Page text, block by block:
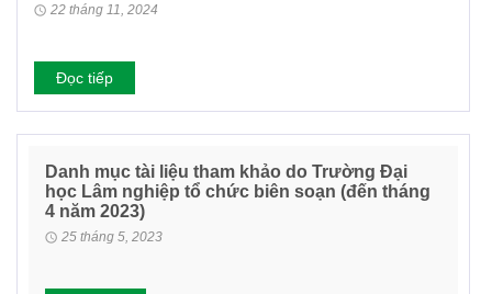
22 tháng 11, 2024
Đọc tiếp
Danh mục tài liệu tham khảo do Trường Đại
học Lâm nghiệp tổ chức biên soạn (đến tháng
4 năm 2023)
25 tháng 5, 2023